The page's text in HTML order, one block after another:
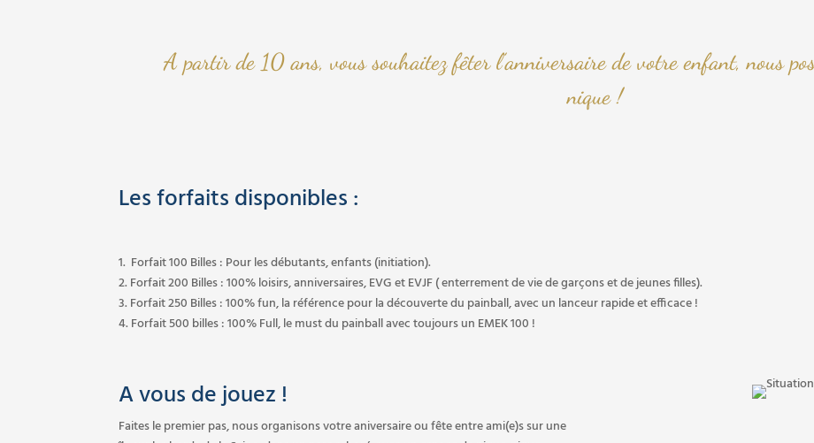
A partir de 10 ans, vous souhaitez fêter l’anniversaire de votre enfant, nous
nique !
Les forfaits disponibles :
1. Forfait 100 Billes : Pour les débutants, enfants (initiation).
2. Forfait 200 Billes : 100% loisirs, anniversaires, EVG et EVJF ( enterrement de vie de garçons et de jeunes filles).
3. Forfait 250 Billes : 100% fun, la référence pour la découverte du painball, avec un lanceur rapide et efficace !
4. Forfait 500 billes : 100% Full, le must du painball avec toujours un EMEK 100 !
A vous de jouez !
Faites le premier pas, nous organisons votre aniversaire ou fête entre ami(e)s sur une